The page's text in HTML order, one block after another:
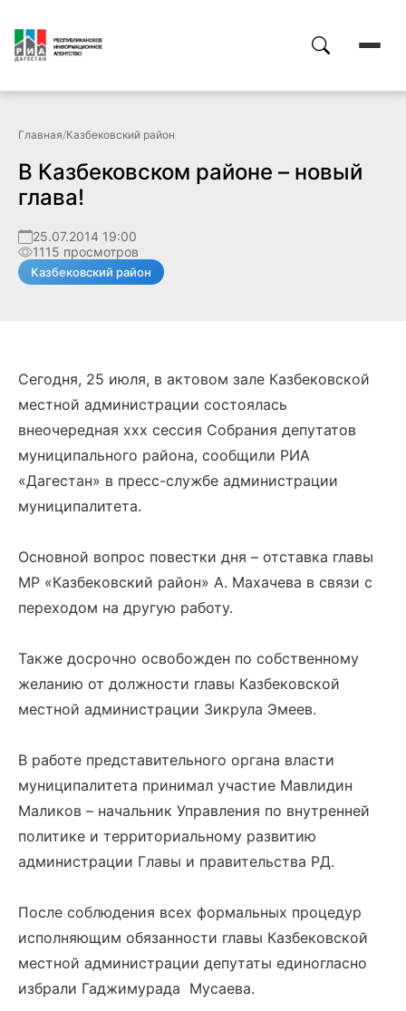
Главная/Казбековский район
В Казбековском районе – новый
глава!
25.07.2014 19:00
1115 просмотров
Казбековский район
Сегодня, 25 июля, в актовом зале Казбековской
местной администрации состоялась
внеочередная ххх сессия Собрания депутатов
муниципального района, сообщили РИА
«Дагестан» в пресс-службе администрации
муниципалитета.
Основной вопрос повестки дня – отставка главы
МР «Казбековский район» А. Махачева в связи с
переходом на другую работу.
Также досрочно освобожден по собственному
желанию от должности главы Казбековской
местной администрации Зикрула Эмеев.
В работе представительного органа власти
муниципалитета принимал участие Мавлидин
Маликов – начальник Управления по внутренней
политике и территориальному развитию
администрации Главы и правительства РД.
После соблюдения всех формальных процедур
исполняющим обязанности главы Казбековской
местной администрации депутаты единогласно
избрали Гаджимурада Мусаева.